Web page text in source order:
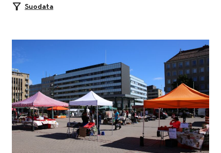
Suodata